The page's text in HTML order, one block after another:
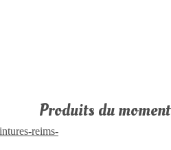
Produits du moment